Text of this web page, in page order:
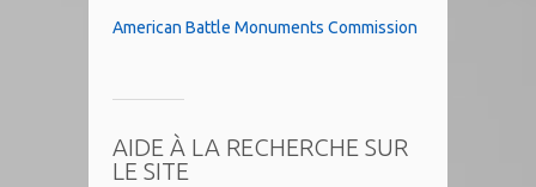
American Battle Monuments Commission
AIDE À LA RECHERCHE SUR
LE SITE